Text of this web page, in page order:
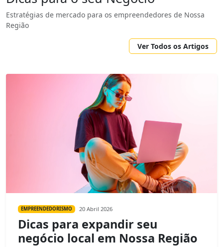
Estratégias de mercado para os empreendedores de Nossa
Região
Ver Todos os Artigos
EMPREENDEDORISMO 20 Abril 2026
Dicas para expandir seu
negócio local em Nossa Região